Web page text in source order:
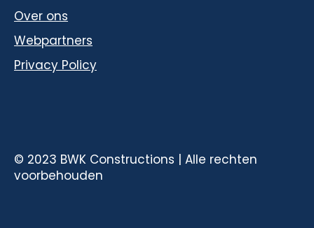
Over ons
Webpartners
Privacy Policy
© 2023 BWK Constructions | Alle rechten
voorbehouden